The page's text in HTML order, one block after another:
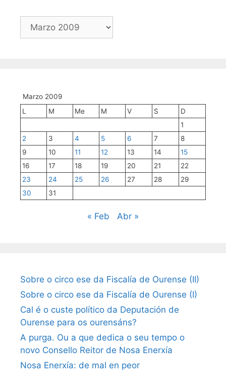
arquivo,
Marzo 2009
L
M Me M V S
D
1
2
3 4 5 6 7
8
9
10 11 12 13 14
15
16
17 18 19 20 21
22
23
24 25 26 27 28
29
30
31
« Feb Abr »
Sobre o circo ese da Fiscalía de Ourense (II)
Sobre o circo ese da Fiscalía de Ourense (I)
Cal é o custe político da Deputación de
Ourense para os ourensáns?
A purga. Ou a que dedica o seu tempo o
novo Consello Reitor de Nosa Enerxía
Nosa Enerxía: de mal en peor